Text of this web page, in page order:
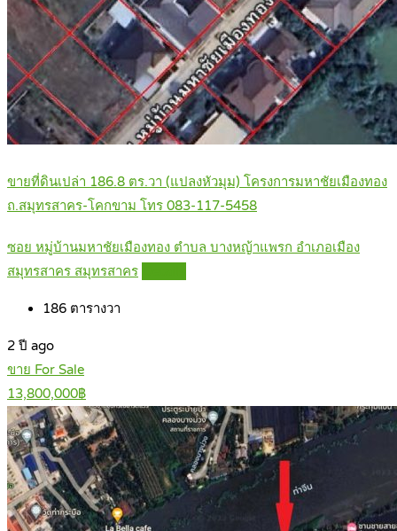
ขายที่ดินเปล่า 186.8 ตร.วา (แปลงหัวมุม) โครงการมหาชัยเมืองทอง
ถ.สมุทรสาคร-โคกขาม โทร 083-117-5458
ซอย หมู่บ้านมหาชัยเมืองทอง ตำบล บางหญ้าแพรก อำเภอเมือง
สมุทรสาคร สมุทรสาคร
186 ตารางวา
2 ปี ago
ขาย For Sale
13,800,000฿